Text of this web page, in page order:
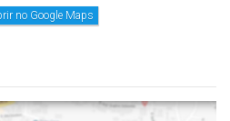
no Google Maps